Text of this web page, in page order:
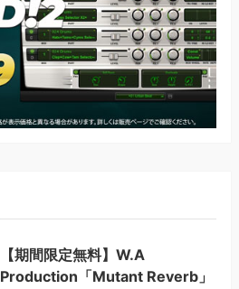
【期間限定無料】W.A
Production「Mutant Reverb」